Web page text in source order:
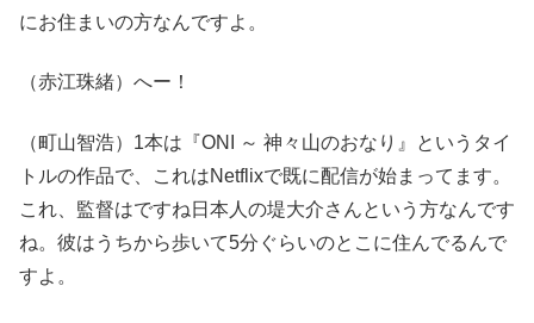
にお住まいの方なんですよ。
（赤江珠緒）へー！
（町山智浩）1本は『ONI ～ 神々山のおなり』というタイ
トルの作品で、これはNetflixで既に配信が始まってます。
これ、監督はですね日本人の堤大介さんという方なんです
ね。彼はうちから歩いて5分ぐらいのとこに住んでるんで
すよ。